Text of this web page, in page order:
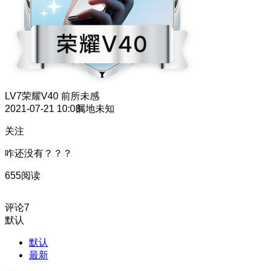
LV7荣耀V40 前所未感
2021-07-21 10:08属地未知
关注
咋还没有？？？
655阅读
评论7
默认
默认
最新